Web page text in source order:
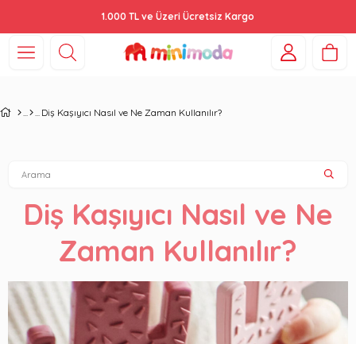
1.000 TL ve Üzeri Ücretsiz Kargo
Diş Kaşıyıcı Nasıl ve Ne Zaman Kullanılır?
Diş Kaşıyıcı Nasıl ve Ne
Zaman Kullanılır?